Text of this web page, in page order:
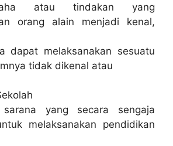
atau tindakan yang
orang alain menjadi kenal,
dapat melaksanakan sesuatu
tidak dikenal atau
sarana yang secara sengaja
melaksanakan pendidikan